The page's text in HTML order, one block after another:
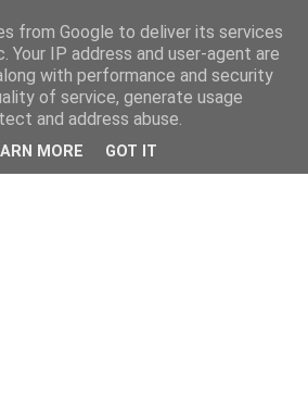
from Google to deliver its services
Your IP address and user-agent are
with performance and security
of service, generate usage
and address abuse.
MORE GOT IT